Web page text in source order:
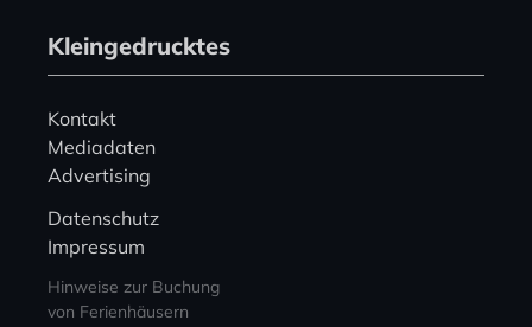
Kleingedrucktes
Kontakt
Mediadaten
Advertising
Datenschutz
Impressum
Hinweise zur Buchung
von Ferienhäusern